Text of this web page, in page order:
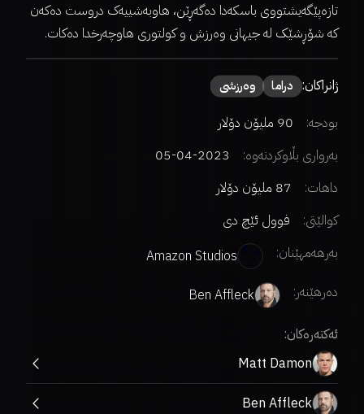
تازەپێگەیشتووی باسکەدا دەگەڕێن، هاوبەشییەک دروست دەکەن
کە شۆڕشێک لە جیهانی وەرزش و کولتوری هاوچەرخدا دەکات.
ژانراکان: دراما وەرزشی
بودجە:
90 ملیۆن دۆلار
بەرواری بڵاوکردنەوە:
2023-04-05
داهات:
87 ملیۆن دۆلار
کوالێتی:
فوول ئێچ دی
بەرهەمهێنان:
Amazon Studios
دەرهێنەر:
Ben Affleck
ئەکتەرەکان:
Matt Damon
Ben Affleck